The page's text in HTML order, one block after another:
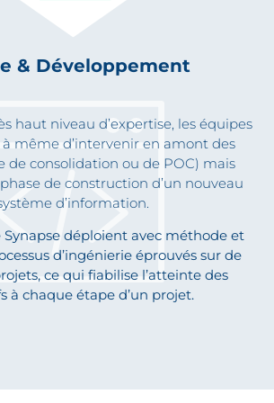
& Développement
haut niveau d’expertise, les équipes
à même d’intervenir en amont des
de consolidation ou de POC) mais
de construction d’un nouveau
d’information.
Synapse déploient avec méthode et
d’ingénierie éprouvés sur de
ce qui fiabilise l’atteinte des
à chaque étape d’un projet.